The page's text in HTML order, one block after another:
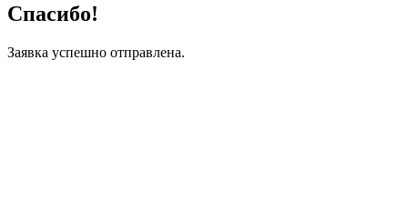
Спасибо!
Заявка успешно отправлена.